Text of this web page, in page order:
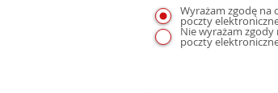
Wyrażam zgodę
Nie wyrażam
poczty